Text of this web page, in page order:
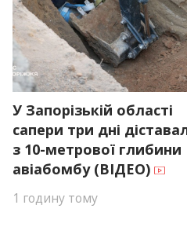
У Запорізькій області
сапери три дні
з 10-метрової глибини
авіабомбу (ВІДЕО)
1 годину тому